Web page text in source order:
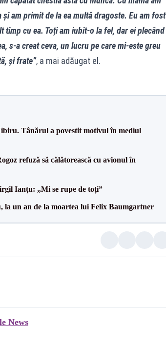
am primit de la ea multă dragoste. Eu am fost
cu ea. Toți am iubit-o la fel, dar ei plecând
s-a creat ceva, un lucru pe care mi-este greu
și frate”, a mai adăugat el.
Tânărul a povestit motivul în mediul
refuză să călătorească cu avionul în
Ianțu: „Mi se rupe de toți”
la un an de la moartea lui Felix Baumgartner
News